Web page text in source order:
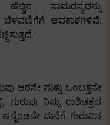
ಸಾಮರಸ್ಯವನ್ನು
ಬೆಳವಣಿಗೆಗೆ ಅವಕಾಶಗಳಿವೆ.
ಆರನೇ ಮತ್ತು ಒಂಬತ್ತನೇ
ನಿಮ್ಮ ರಾಶಿಚಕ್ರದ
ಮನೆಗೆ ಗುರುವಿನ